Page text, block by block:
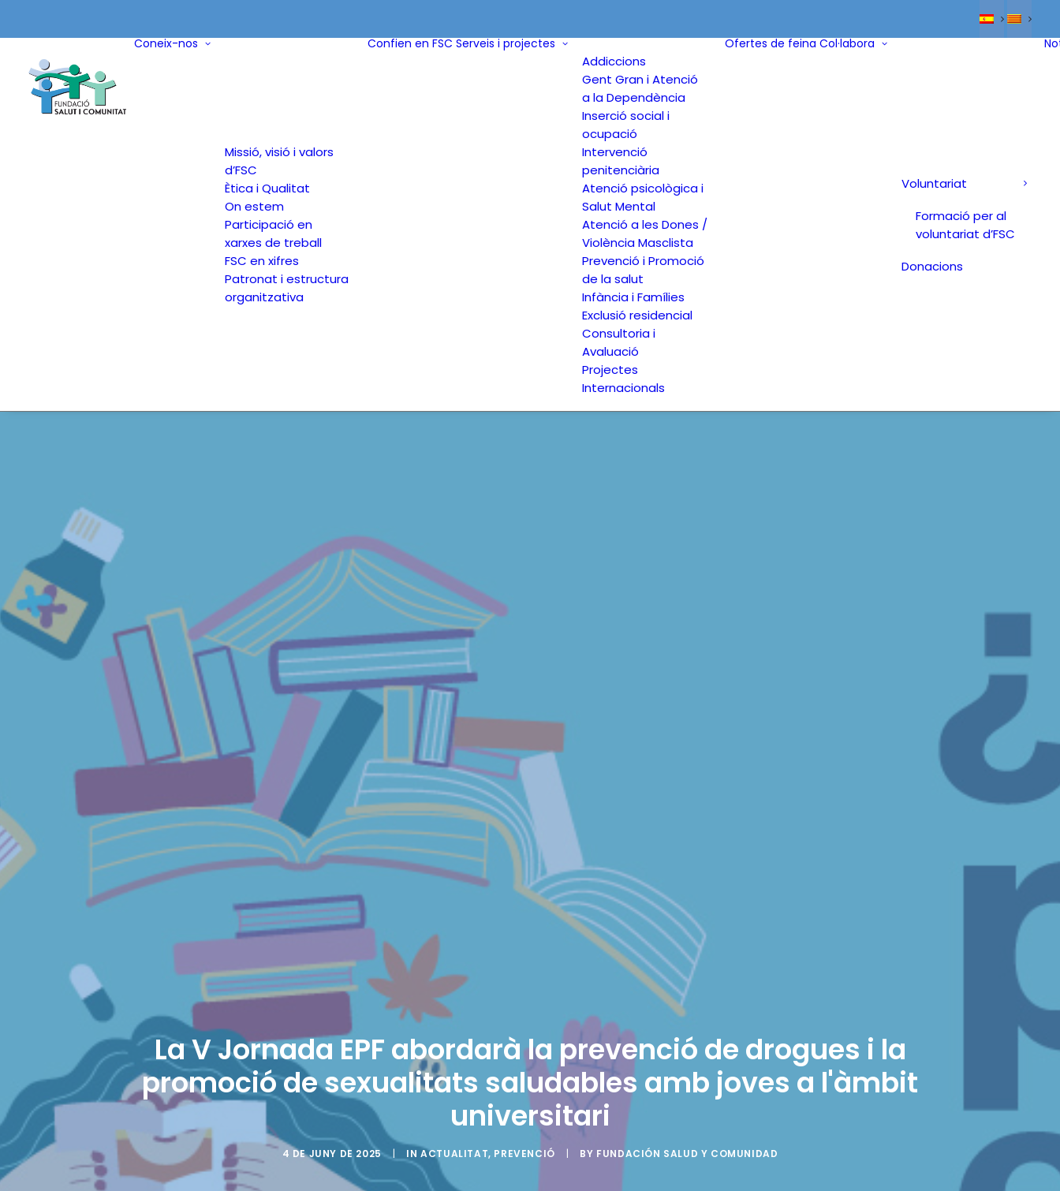
Coneix-nos
Missió, visió i valors
d’FSC
Ètica i Qualitat
On estem
Participació en
xarxes de treball
FSC en xifres
Patronat i estructura
organitzativa
Confien en FSC Serveis i projectes
Addiccions
Gent Gran i Atenció
a la Dependència
Inserció social i
ocupació
Intervenció
penitenciària
Atenció psicològica i
Salut Mental
Atenció a les Dones /
Violència Masclista
Prevenció i Promoció
de la salut
Infància i Famílies
Exclusió residencial
Consultoria i
Avaluació
Projectes
Internacionals
Ofertes de feina Col·labora
Voluntariat
Formació per al
voluntariat d’FSC
Donacions
La V Jornada EPF abordarà la prevenció de drogues i la
promoció de sexualitats saludables amb joves a l'àmbit
universitari
4 DE JUNY DE 2025 | INACTUALITAT, PREVENCIÓ | BY FUNDACIÓN SALUD Y COMUNIDAD